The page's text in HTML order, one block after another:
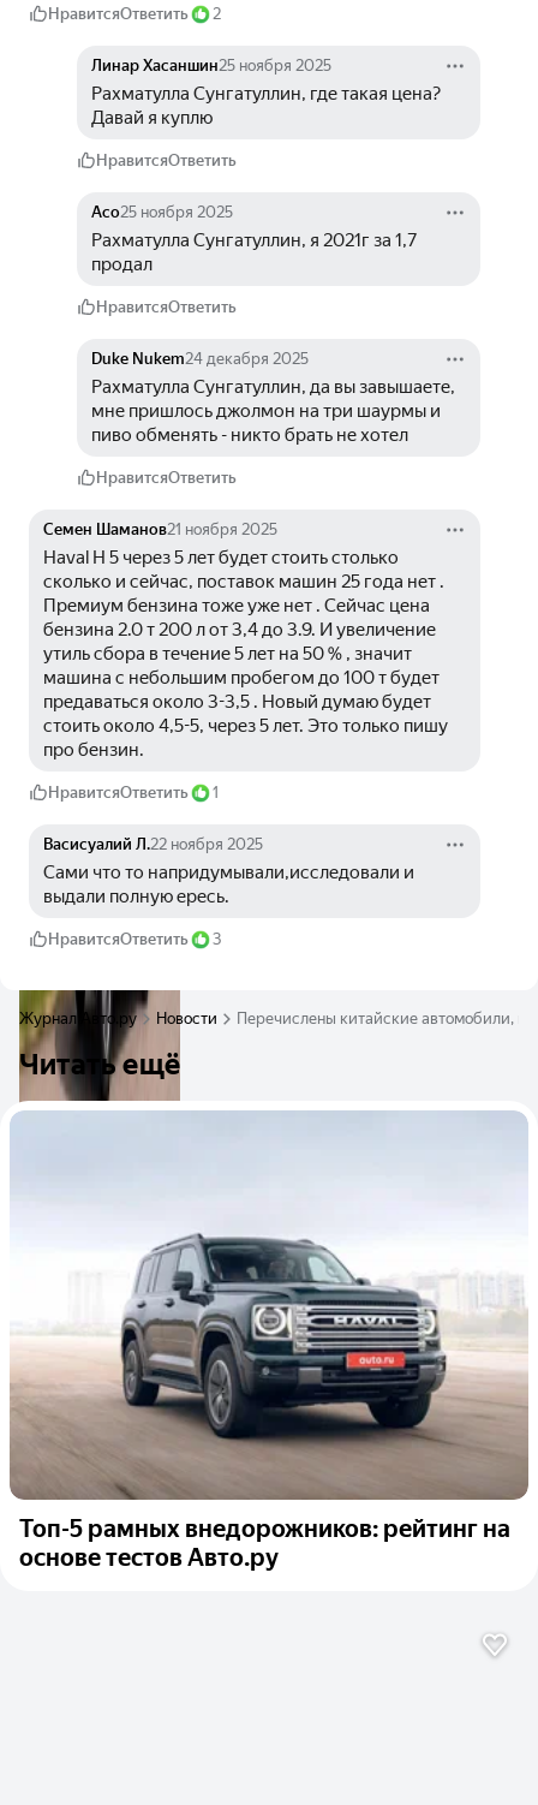
НравитсяОтветить 2
Линар Хасаншин25 ноября 2025
Рахматулла Сунгатуллин, где такая цена?
Давай я куплю
НравитсяОтветить
Асо25 ноября 2025
Рахматулла Сунгатуллин, я 2021г за 1,7
продал
НравитсяОтветить
Duke Nukem24 декабря 2025
Рахматулла Сунгатуллин, да вы завышаете,
мне пришлось джолмон на три шаурмы и
пиво обменять - никто брать не хотел
НравитсяОтветить
Семен Шаманов21 ноября 2025
Нaval H 5 через 5 лет будет стоить столько
сколько и сейчас, поставок машин 25 года нет .
Премиум бензина тоже уже нет . Сейчас цена
бензина 2.0 т 200 л от 3,4 до 3.9. И увеличение
утиль сбора в течение 5 лет на 50 % , значит
машина с небольшим пробегом до 100 т будет
предаваться около 3-3,5 . Новый думаю будет
стоить около 4,5-5, через 5 лет. Это только пишу
про бензин.
НравитсяОтветить 1
Васисуалий Л.22 ноября 2025
Сами что то напридумывали,исследовали и
выдали полную ересь.
НравитсяОтветить 3
Журнал Авто.ру Новости Перечислены китайские автомобили,
Читать ещё
Топ-5 рамных внедорожников: рейтинг на
основе тестов Авто.ру